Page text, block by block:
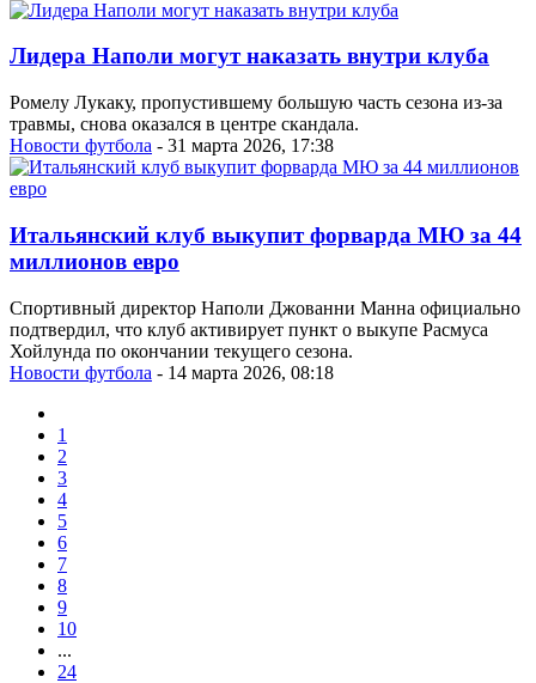
Лидера Наполи могут наказать внутри клуба
Ромелу Лукаку, пропустившему большую часть сезона из-за
травмы, снова оказался в центре скандала.
Новости футбола - 31 марта 2026, 17:38
Итальянский клуб выкупит форварда МЮ за 44
миллионов евро
Спортивный директор Наполи Джованни Манна официально
подтвердил, что клуб активирует пункт о выкупе Расмуса
Хойлунда по окончании текущего сезона.
Новости футбола - 14 марта 2026, 08:18
1
2
3
4
5
6
7
8
9
10
...
24